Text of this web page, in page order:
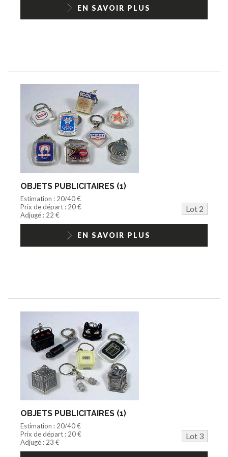
1/18ème moderneEN SAVOIR PLUS
OBJETS PUBLICITAIRES (1)
Estimation : 20/40 €
Prix de départ : 20 €
Lot 2
Adjugé : 22 €
EN SAVOIR PLUS
OBJETS PUBLICITAIRES (1)
Estimation : 20/40 €
Prix de départ : 20 €
Lot 3
Adjugé : 23 €